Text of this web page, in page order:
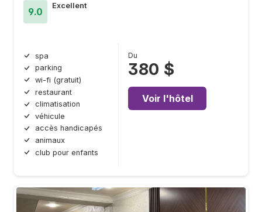
9.0
Excellent
spa
parking
wi-fi (gratuit)
restaurant
climatisation
véhicule
accès handicapés
animaux
club pour enfants
Du
380 $
Voir l'hôtel